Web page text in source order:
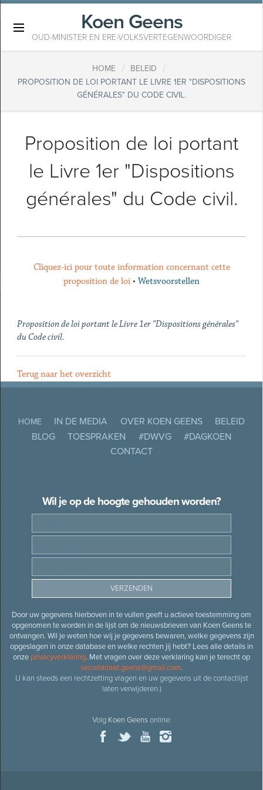
Koen Geens
OUD-MINISTER EN ERE-VOLKSVERTEGENWOORDIGER
HOME / BELEID /
PROPOSITION DE LOI PORTANT LE LIVRE 1ER "DISPOSITIONS
GÉNÉRALES" DU CODE CIVIL.
Proposition de loi portant
le Livre 1er "Dispositions
générales" du Code civil.
Cliquez-ici pour toute information concernant cette
proposition de loi • Wetsvoorstellen
Proposition de loi portant le Livre 1er "Dispositions générales"
du Code civil.
Terug naar het overzicht
HOME IN DE MEDIA OVER KOEN GEENS
BELEID
BLOG
TOESPRAKEN #DWVG
#DAGKOEN
CONTACT
Wil je op de hoogte gehouden worden?
Door uw gegevens hierboven in te vullen geeft u actieve toestemming om
opgenomen te worden in de lijst om de nieuwsbrieven van Koen Geens te
ontvangen. Wil je weten hoe wij je gegevens bewaren, welke gegevens zijn
opgeslagen in onze database en welke rechten jij hebt? Lees alle details in
onze privacyverklaring. Met vragen over deze verklaring kan je terecht op
secretariaat.geens@gmail.com.
U kan steeds een rechtzetting vragen en uw gegevens uit de contactlijst
laten verwijderen.)
Volg Koen Geensonline: